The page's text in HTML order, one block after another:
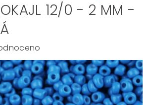
12/0 - 2 MM -